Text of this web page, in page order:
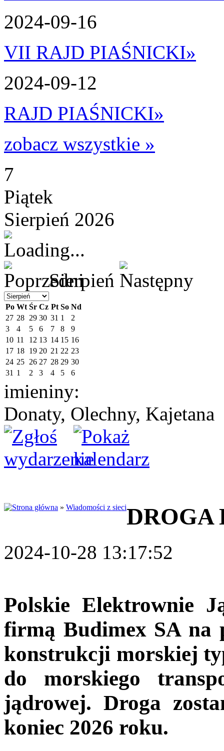
2024-09-16
VII RAJD PIAŚNICKI»
2024-09-12
RAJD PIAŚNICKI»
zobacz wszystkie »
7
Piątek
Sierpień 2026
Sierpień
Po Wt Śr Cz Pt So Nd
27 28 29 30 31 1
2
3
4 5 6 7 8
9
10 11 12 13 14 15 16
17 18 19 20 21 22 23
24 25 26 27 28 29 30
31 1 2 3 4 5 6
imieniny:
Donaty, Olechny, Kajetana
» Wiadomości z sieci
2024-10-28 13:17:52
Polskie Elektrownie
firmą Budimex SA na
konstrukcji morskiej
do morskiego
jądrowej. Droga
koniec 2026 roku.